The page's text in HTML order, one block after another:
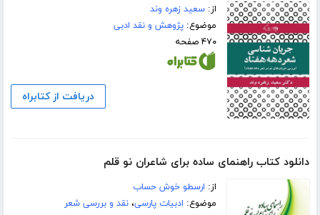
از:سعید زهره وند
موضوع:پژوهش و نقد ادبی
۴۷۰ صفحه
دریافت از کتابراه
دانلود کتاب راهنمای ساده برای شاعران نو قلم
از: ارسطو خوش حساب
موضوع: ادبیات پارسی،نقد و بررسی شعر